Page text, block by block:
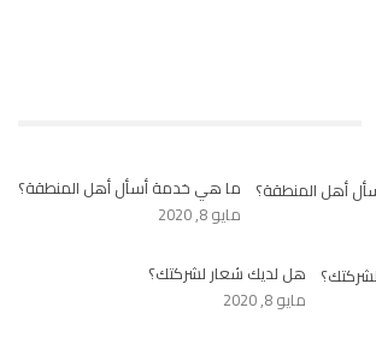
ما هي خدمة أسأل أهل المنطقة؟
مايو 8, 2020
هل لديك شعار لشركتك؟
مايو 8, 2020